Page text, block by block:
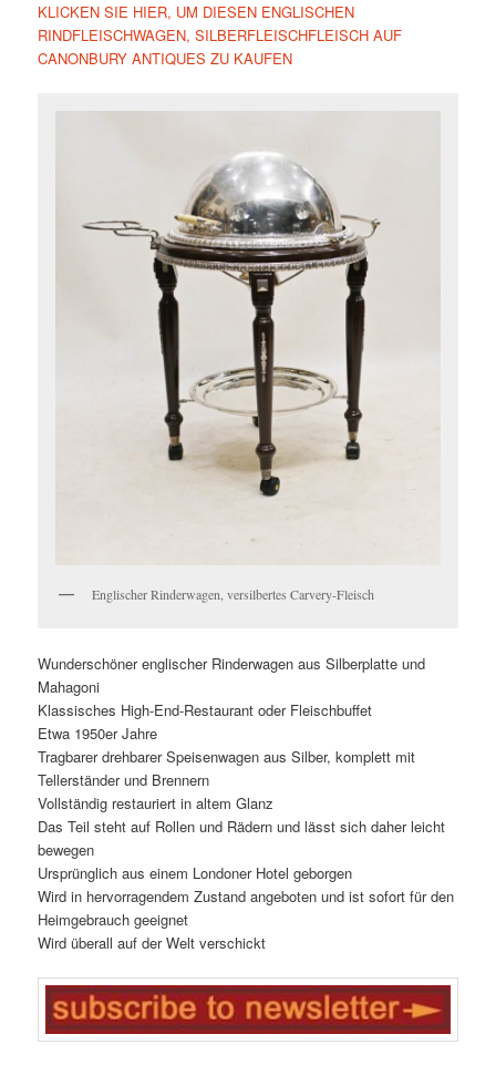
KLICKEN SIE HIER, UM DIESEN ENGLISCHEN
RINDFLEISCHWAGEN, SILBERFLEISCHFLEISCH AUF
CANONBURY ANTIQUES ZU KAUFEN
Englischer Rinderwagen, versilbertes Carvery-Fleisch
Wunderschöner englischer Rinderwagen aus Silberplatte und
Mahagoni
Klassisches High-End-Restaurant oder Fleischbuffet
Etwa 1950er Jahre
Tragbarer drehbarer Speisenwagen aus Silber, komplett mit
Tellerständer und Brennern
Vollständig restauriert in altem Glanz
Das Teil steht auf Rollen und Rädern und lässt sich daher leicht
bewegen
Ursprünglich aus einem Londoner Hotel geborgen
Wird in hervorragendem Zustand angeboten und ist sofort für den
Heimgebrauch geeignet
Wird überall auf der Welt verschickt